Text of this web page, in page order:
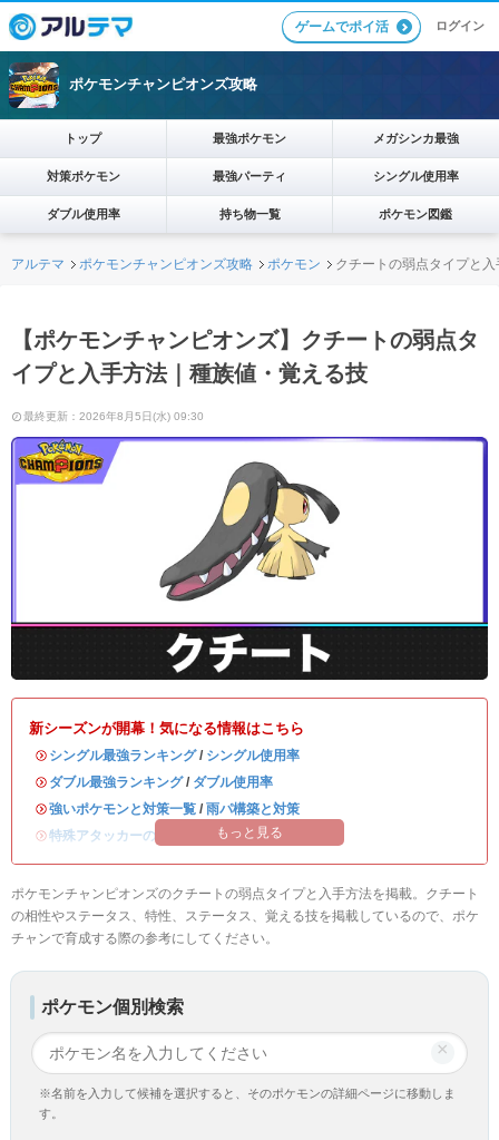
ゲームでポイ活 ログイン
ポケモンチャンピオンズ攻略
トップ 最強ポケモン メガシンカ最強
対策ポケモン 最強パーティ シングル使用率
ダブル使用率 持ち物一覧 ポケモン図鑑
アルテマ ポケモンチャンピオンズ攻略 ポケモン クチートの弱点タイプと
【ポケモンチャンピオンズ】クチートの弱点タ
イプと入手方法｜種族値・覚える技
最終更新：2026年8月5日(水) 09:30
新シーズンが開幕！気になる情報はこちら
・ シングル最強ランキング/ シングル使用率
・ ダブル最強ランキング/ ダブル使用率
・強いポケモンと対策一覧 / 雨パ構築と対策
・特殊アタッカーのおすすめランキング
もっと見る
ポケモンチャンピオンズのクチートの弱点タイプと入手方法を掲載。クチート
の相性やステータス、特性、ステータス、覚える技を掲載しているので、ポケ
チャンで育成する際の参考にしてください。
ポケモン個別検索
×
※名前を入力して候補を選択すると、そのポケモンの詳細ページに移動しま
す。